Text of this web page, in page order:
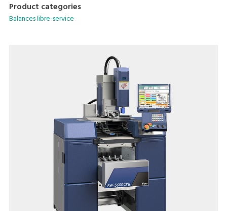
loss and plastic waste from single-use containers. SM-6000
SSR/SSP is an easy-to-use self-service scale that supports
Product categories
Balances libre-service